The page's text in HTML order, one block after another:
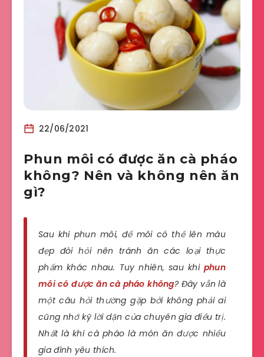
22/06/2021
Phun môi có được ăn cà pháo
không? Nên và không nên ăn
gì?
Sau khi phun môi, để môi có thể lên màu
đẹp đòi hỏi nên tránh ăn các loại thực
phẩm khác nhau. Tuy nhiên, sau khi phun
môi có được ăn cà pháo không? Đây vẫn là
một câu hỏi thường gặp bởi không phải ai
cũng nhớ kỹ lời dặn của chuyên gia điều trị.
Nhất là khi cà pháo là món ăn được nhiều
gia đình yêu thích.